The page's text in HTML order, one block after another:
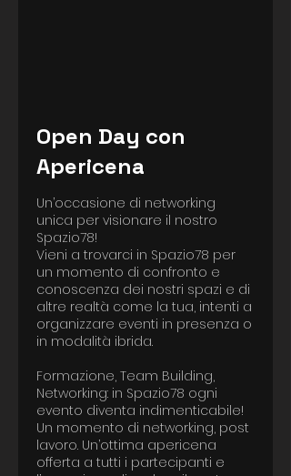
Open Day con
Apericena
Un’occasione di networking
unica per visionare il nostro
Spazio78!
Vieni a trovarci in Spazio78 per
un momento di confronto e
conoscenza dei nostri spazi e di
altre realtà come la tua, intenti a
organizzare eventi in presenza o
in modalità ibrida.
Formazione, Team Building,
Networking: in Spazio78 ogni
evento diventa indimenticabile!
Un momento di networking, post
lavoro. Un’ottima apericena
offerta a tutti i partecipanti e